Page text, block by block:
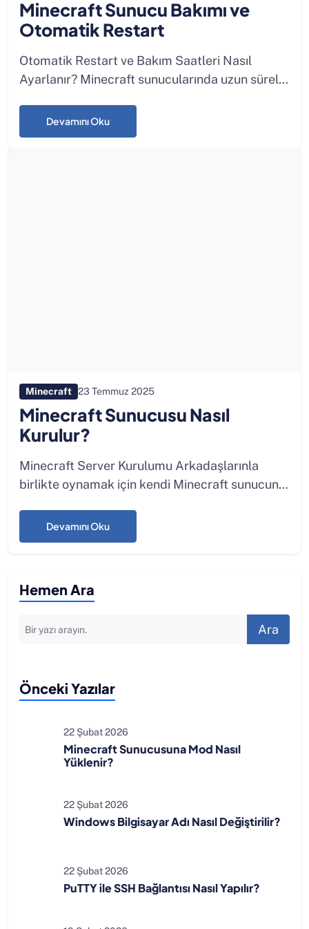
Minecraft Sunucu Bakımı ve
Otomatik Restart
Otomatik Restart ve Bakım Saatleri Nasıl
Ayarlanır? Minecraft sunucularında uzun süreli
(gecikme) ve çeşitli performans sorunlarını
getirebilir. Bu nedenl...
Devamını Oku
Minecraft 23 Temmuz 2025
Minecraft Sunucusu Nasıl
Kurulur?
Minecraft Server Kurulumu Arkadaşlarınla
birlikte oynamak için kendi Minecraft sunucunu
adımlarla bu işlem oldukça kolay. Minecraft
sunucusu kurmanın pra...
Devamını Oku
Hemen Ara
Ara
Önceki Yazılar
22 Şubat 2026
Minecraft Sunucusuna Mod Nasıl
Yüklenir?
22 Şubat 2026
Windows Bilgisayar Adı Nasıl Değiştirilir?
22 Şubat 2026
PuTTY ile SSH Bağlantısı Nasıl Yapılır?